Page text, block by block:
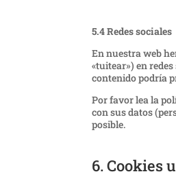
5.4 Redes sociales
En nuestra web
«tuitear») en
contenido podría
Por favor lea la
con sus datos
posible.
6. Cookies